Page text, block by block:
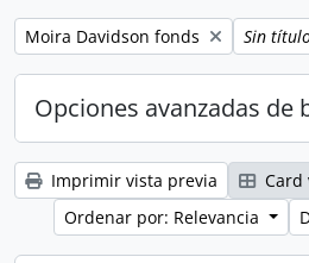
Remove filter:
Moira Davidson fonds Remove
Sin
Opciones avanzadas de
Imprimir vista previa Card
Ordenar por: Relevancia